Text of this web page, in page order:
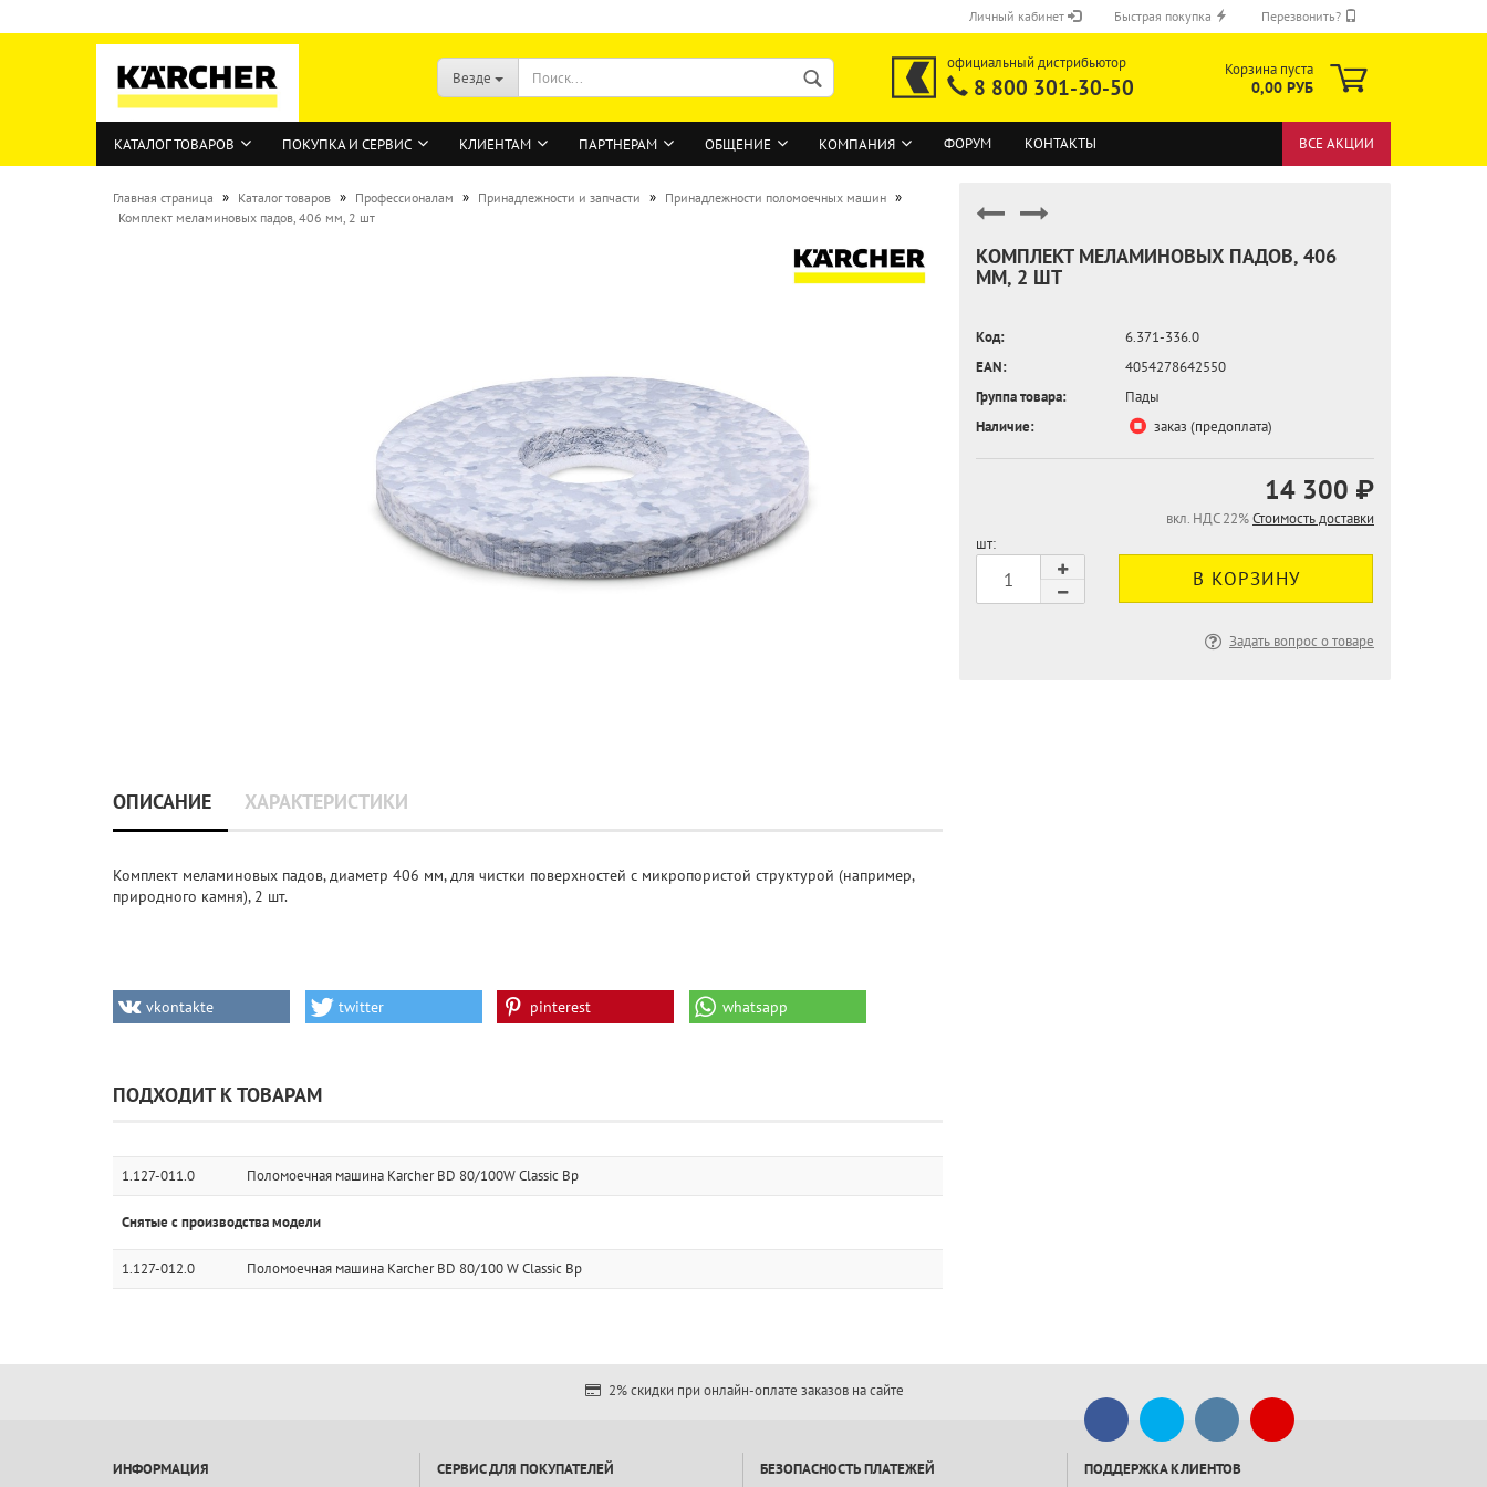
Личный кабинет
ВОЙТИ
Быстрая покупка Перезвонить?
ОТПРАВИТЬ
Везде
официальный дистрибьютор
8 800 301-30-50
Корзина пуста
0,00 РУБ
КАТАЛОГ ТОВАРОВ ПОКУПКА И СЕРВИС КЛИЕНТАМ ПАРТНЕРАМ ОБЩЕНИЕ КОМПАНИЯ ФОРУМ КОНТАКТЫ ВСЕ АКЦИИ
Главная страница » Каталог товаров » Профессионалам » Принадлежности и запчасти » Принадлежности поломоечных машин »
Комплект меламиновых падов, 406 мм, 2 шт
КОМПЛЕКТ МЕЛАМИНОВЫХ ПАДОВ, 406
ММ, 2 ШТ
Код:
6.371-336.0
EAN:
4054278642550
Группа товара:
Пады
Наличие:
заказ (предоплата)
14 300 ₽
вкл. НДС 22%Стоимость доставки
шт:
Задать вопрос о товаре
ОПИСАНИЕ ХАРАКТЕРИСТИКИ
Комплект меламиновых падов, диаметр 406 мм, для чистки поверхностей с микропористой структурой (например,
природного камня), 2 шт.
vkontakte twitter pinterest whatsapp
ПОДХОДИТ К ТОВАРАМ
1.127-011.0 Поломоечная машина Karcher BD 80/100W Classic Bp
Снятые с производства модели
1.127-012.0 Поломоечная машина Karcher BD 80/100 W Classic Bp
2% скидки при онлайн-оплате заказов на сайте
ИНФОРМАЦИЯ СЕРВИС ДЛЯ ПОКУПАТЕЛЕЙ БЕЗОПАСНОСТЬ ПЛАТЕЖЕЙ ПОДДЕРЖКА КЛИЕНТОВ